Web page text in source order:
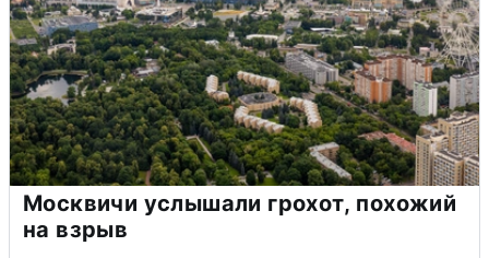
Москвичи услышали грохот, похожий
на взрыв